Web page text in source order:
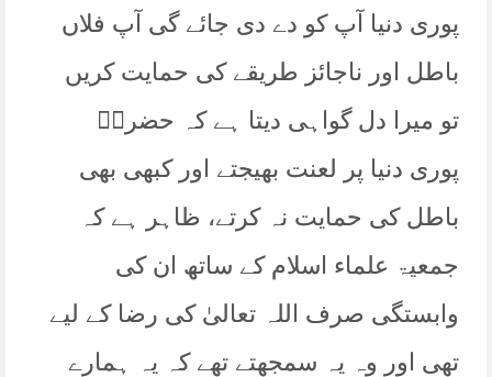
پوری دنیا آپ کو دے دی جائے گی آپ فلاں
باطل اور ناجائز طریقے کی حمایت کریں
تو میرا دل گواہی دیتا ہے کہ حضرتؒ
پوری دنیا پر لعنت بھیجتے اور کبھی بھی
باطل کی حمایت نہ کرتے، ظاہر ہے کہ
جمعیۃ علماء اسلام کے ساتھ ان کی
وابستگی صرف اللہ تعالیٰ کی رضا کے لیے
تھی اور وہ یہ سمجھتے تھے کہ یہ ہمارے